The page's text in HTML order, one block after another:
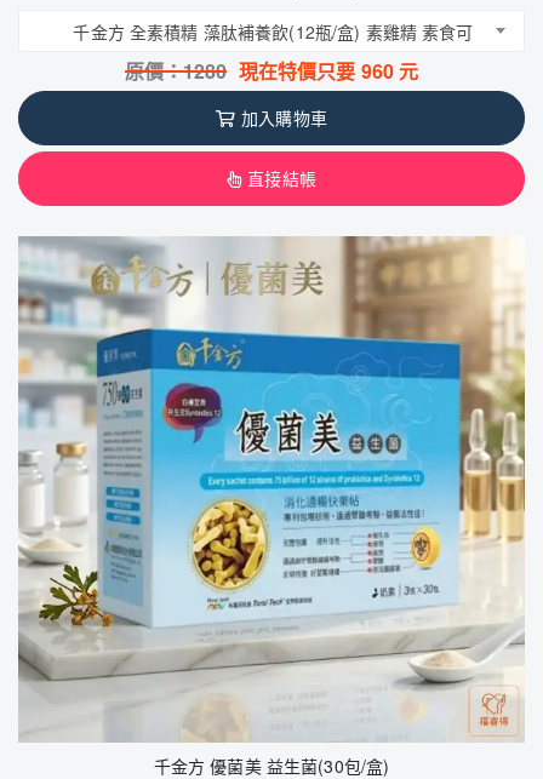
千金方 全素積精 藻肽補養飲(12瓶/盒) 素雞精 素食可
原價：1280 現在特價只要 960 元
加入購物車
直接結帳
千金方 優菌美 益生菌(30包/盒)